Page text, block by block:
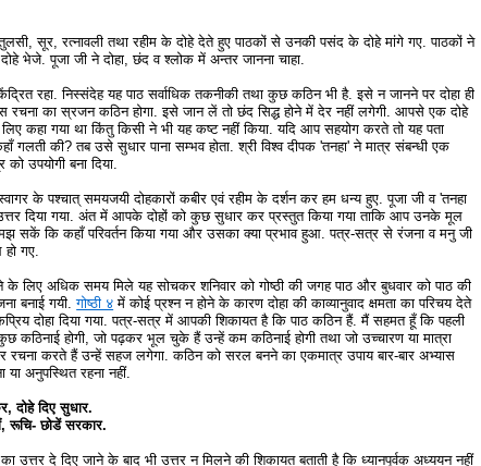
सूर, रत्नावली तथा रहीम के दोहे देते हुए पाठकों से उनकी पसंद के दोहे मांगे गए. पाठकों ने
भेजे. पूजा जी ने दोहा, छंद व श्लोक में अन्तर जानना चाहा.
रहा. निस्संदेह यह पाठ सर्वाधिक तकनीकी तथा कुछ कठिन भी है. इसे न जानने पर दोहा ही
रचना का स्रजन कठिन होगा. इसे जान लें तो छंद सिद्ध होने में देर नहीं लगेगी. आपसे एक दोहे
कहा गया था किंतु किसी ने भी यह कष्ट नहीं किया. यदि आप सहयोग करते तो यह पता
गलती की? तब उसे सुधार पाना सम्भव होता. श्री विश्व दीपक 'तनहा' ने मात्र संबन्धी एक
उपयोगी बना दिया.
के पश्चात् समयजयी दोहकारों कबीर एवं रहीम के दर्शन कर हम धन्य हुए. पूजा जी व 'तनहा
दिया गया. अंत में आपके दोहों को कुछ सुधार कर प्रस्तुत किया गया ताकि आप उनके मूल
सकें कि कहाँ परिवर्तन किया गया और उसका क्या प्रभाव हुआ. पत्र-सत्र से रंजना व मनु जी
गए.
लिए अधिक समय मिले यह सोचकर शनिवार को गोष्ठी की जगह पाठ और बुधवार को पाठ की
बनाई गयी.गोष्ठी ४ में कोई प्रश्न न होने के कारण दोहा की काव्यानुवाद क्षमता का परिचय देते
दोहा दिया गया. पत्र-सत्र में आपकी शिकायत है कि पाठ कठिन हैं. मैं सहमत हूँ कि पहली
कठिनाई होगी, जो पढ़कर भूल चुके हैं उन्हें कम कठिनाई होगी तथा जो उच्चारण या मात्रा
रचना करते हैं उन्हें सहज लगेगा. कठिन को सरल बनने का एकमात्र उपाय बार-बार अभ्यास
या अनुपस्थित रहना नहीं.
दोहे दिए सुधार.
रूचि- छोडें सरकार.
उत्तर दे दिए जाने के बाद भी उत्तर न मिलने की शिकायत बताती है कि ध्यानपूर्वक अध्ययन नहीं